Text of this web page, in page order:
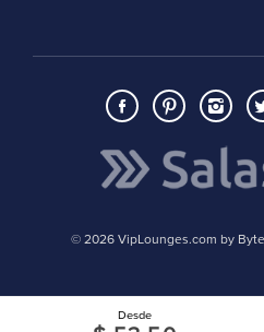
Desde
© 2026 VipLounges.com by